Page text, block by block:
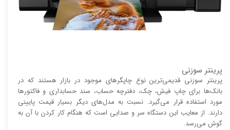
پرینتر سوزنی
پرینتر سوزنی قدیمی‌ترین نوع چاپگر‌های موجود در بازار هستند که در
بانک‌ها برای چاپ فیش، چک، دفترچه حساب، سند حسابداری و فاکتور‌ها
مورد استفاده قرار می‌گیرد. نسبت به مدل‌های دیگر بسیار قیمت پایینی
دارند. از معایب این دستگاه سر و صدایی است که هنگام کار کردن با آن به
گوش می‌رسد.